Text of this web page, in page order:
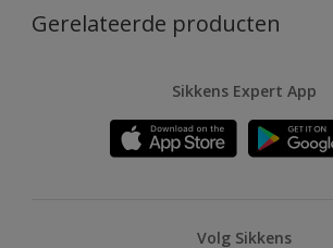
Gerelateerde producten
Sikkens Expert App
Volg Sikkens